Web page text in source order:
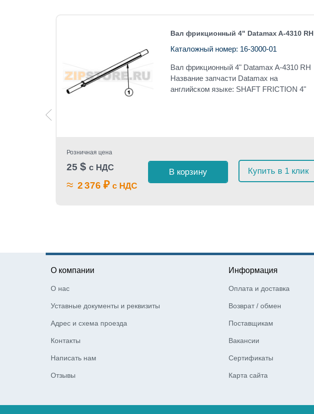
Вал фрикционный 4" Datamax A-4310 RH
Каталожный номер: 16-3000-01
Вал фрикционный 4" Datamax A-4310 RH
Название запчасти Datamax на
английском языке: SHAFT FRICTION 4"
Розничная цена
25 $ с НДС
≈ 2 376 ₽ с НДС
В корзину Купить в 1 клик
О компании
О нас
Уставные документы и реквизиты
Адрес и схема проезда
Контакты
Написать нам
Отзывы
Информация
Оплата и доставка
Возврат / обмен
Поставщикам
Вакансии
Сертификаты
Карта сайта